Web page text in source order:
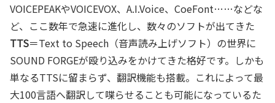
VOICEPEAKやVOICEVOX、A.I.Voice、CoeFont……などな
ど、ここ数年で急速に進化し、数々のソフトが出てきた
TTS＝Text to Speech（音声読み上げソフト）の世界に
SOUND FORGEが殴り込みをかけてきた格好です。しかも
単なるTTSに留まらず、翻訳機能も搭載。これによって最
大100言語へ翻訳して喋らせることも可能になっているた